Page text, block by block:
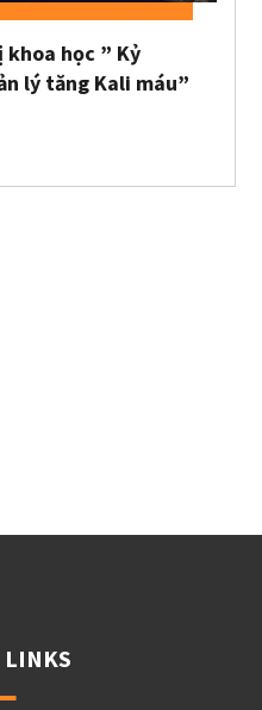
học ” Kỷ
lý tăng Kali máu”
LINKS